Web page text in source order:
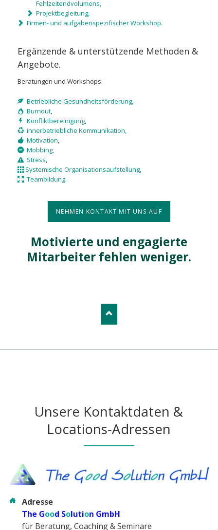
Fehlzeitendvolumens,
Projektbegleitung,
Firmen- und aufgabenspezifischer Workshop.
Ergänzende & unterstützende Methoden &
Angebote.
Beratungen und Workshops:
Betriebliche Gesundheitsförderung,
Burnout,
Konfliktbereinigung,
innerbetriebliche Kommunikation,
Motivation,
Mobbing,
Stress,
Systemische Organisationsaufstellung,
Teambildung.
NEHMEN KONTAKT MIT UNS AUF
Motivierte und engagierte
Mitarbeiter fehlen weniger.
Unsere Kontaktdaten &
Locations-Adressen
Adresse
The Good Solution GmbH
für Beratung, Coaching & Seminare